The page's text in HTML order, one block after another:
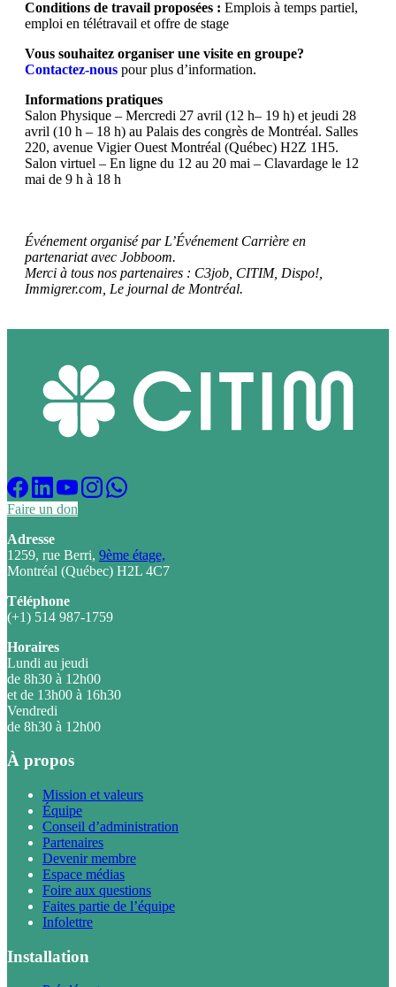
Conditions de travail proposées : Emplois à temps partiel,
emploi en télétravail et offre de stage
Vous souhaitez organiser une visite en groupe?
Contactez-nous pour plus d’information.
Informations pratiques
Salon Physique – Mercredi 27 avril (12 h– 19 h) et jeudi 28
avril (10 h – 18 h) au Palais des congrès de Montréal. Salles
220, avenue Vigier Ouest Montréal (Québec) H2Z 1H5.
Salon virtuel – En ligne du 12 au 20 mai – Clavardage le 12
mai de 9 h à 18 h
Événement organisé par L’Événement Carrière en
partenariat avec Jobboom.
Merci à tous nos partenaires : C3job, CITIM, Dispo!,
Immigrer.com, Le journal de Montréal.
Faire un don
Adresse
1259, rue Berri, 9ème étage,
Montréal (Québec) H2L 4C7
Téléphone
(+1) 514 987-1759
Horaires
Lundi au jeudi
de 8h30 à 12h00
et de 13h00 à 16h30
Vendredi
de 8h30 à 12h00
À propos
Mission et valeurs
Équipe
Conseil d’administration
Partenaires
Devenir membre
Espace médias
Foire aux questions
Faites partie de l’équipe
Infolettre
Installation